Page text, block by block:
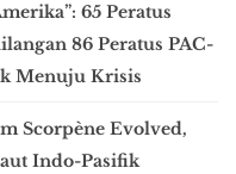
65 Peratus
86 Peratus PAC-
Menuju Krisis
Scorpène Evolved,
Indo-Pasifik